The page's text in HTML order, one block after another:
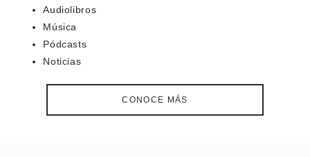
Audiolibros
Música
Pódcasts
Noticias
CONOCE MÁS